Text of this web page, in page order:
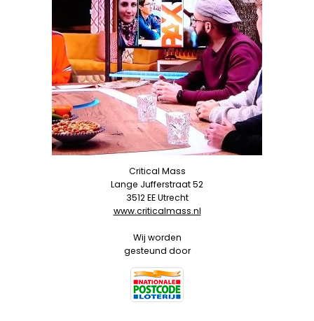
Critical Mass
Lange Jufferstraat 52
3512 EE Utrecht
www.criticalmass.nl
Wij worden
gesteund door